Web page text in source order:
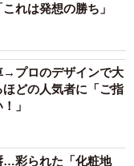
れは発想の勝ち」
→プロのデザインで大
どの人気者に「ご指
」
…彩られた「化粧地